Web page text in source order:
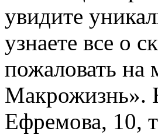
увидите
узнаете все о
пожаловать на
Макрожизнь».
Ефремова, 10,